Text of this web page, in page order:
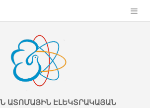
ԱՏՈՄԱՅԻՆ ԷԼԵԿՏՐԱԿԱՅԱՆ